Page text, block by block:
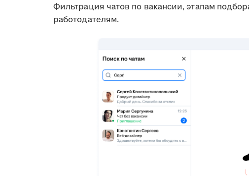
Фильтрация чатов по вакансии, этапам
работодателям.